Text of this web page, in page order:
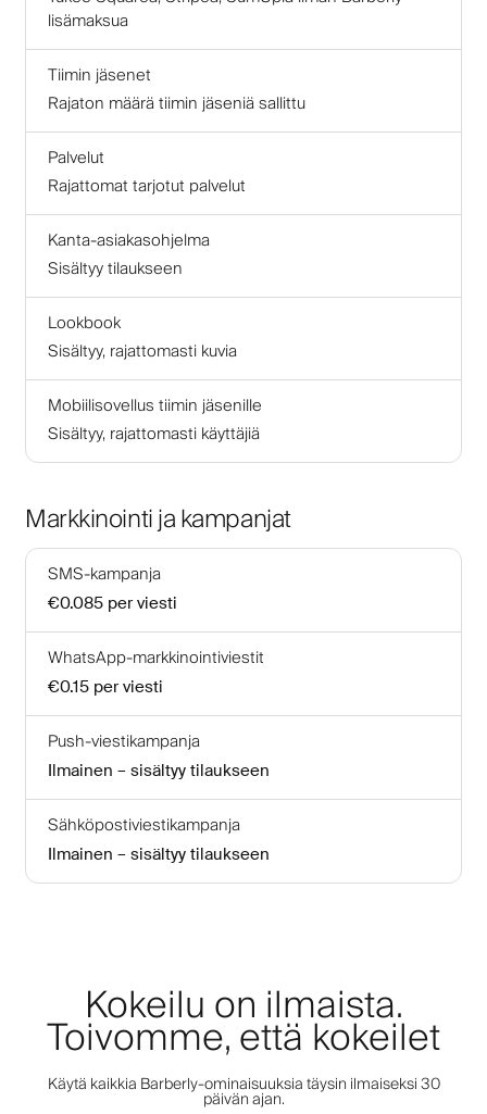
lisämaksua
Tiimin jäsenet
Rajaton määrä tiimin jäseniä sallittu
Palvelut
Rajattomat tarjotut palvelut
Kanta-asiakasohjelma
Sisältyy tilaukseen
Lookbook
Sisältyy, rajattomasti kuvia
Mobiilisovellus tiimin jäsenille
Sisältyy, rajattomasti käyttäjiä
Markkinointi ja kampanjat
SMS-kampanja
€0.085 per viesti
WhatsApp-markkinointiviestit
€0.15 per viesti
Push-viestikampanja
Ilmainen – sisältyy tilaukseen
Sähköpostiviestikampanja
Ilmainen – sisältyy tilaukseen
Kokeilu on ilmaista.
Toivomme, että kokeilet
Käytä kaikkia Barberly-ominaisuuksia täysin ilmaiseksi 30
päivän ajan.